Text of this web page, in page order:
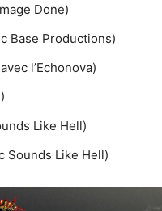
Done)
Base Productions)
l’Echonova)
Like Hell)
Sounds Like Hell)